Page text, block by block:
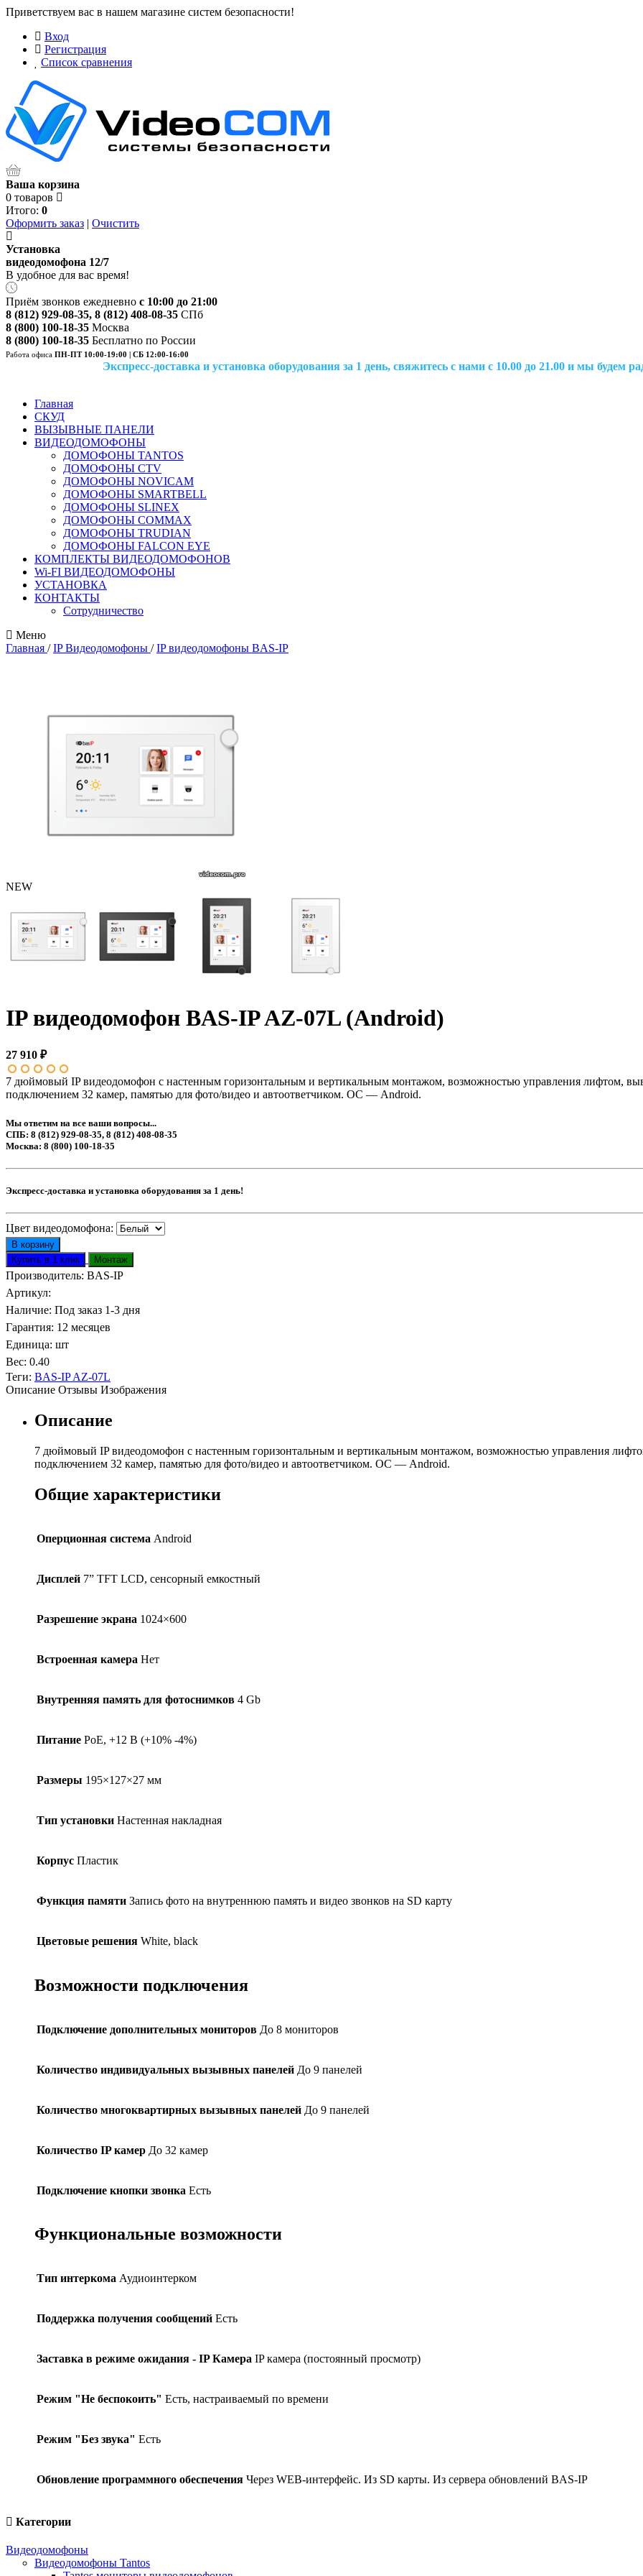
Приветствуем вас в нашем магазине систем безопасности!
Вход
Регистрация
Список сравнения
Ваша корзина
0 товаров
Итого: 0
Оформить заказ | Очистить
Установка
видеодомофона 12/7
В удобное для вас время!
Приём звонков ежедневно с 10:00 до 21:00
8 (812) 929-08-35, 8 (812) 408-08-35 СПб
8 (800) 100-18-35 Москва
8 (800) 100-18-35 Бесплатно по России
Работа офиса ПН-ПТ 10:00-19:00 | СБ 12:00-16:00
Экспресс-доставка и установка оборудования за 1 день, свяжитесь с нами с 10.00 до 21.00 и мы
Главная
СКУД
ВЫЗЫВНЫЕ ПАНЕЛИ
ВИДЕОДОМОФОНЫ
ДОМОФОНЫ TANTOS
ДОМОФОНЫ CTV
ДОМОФОНЫ NOVICAM
ДОМОФОНЫ SMARTBELL
ДОМОФОНЫ SLINEX
ДОМОФОНЫ COMMAX
ДОМОФОНЫ TRUDIAN
ДОМОФОНЫ FALCON EYE
КОМПЛЕКТЫ ВИДЕОДОМОФОНОВ
Wi-FI ВИДЕОДОМОФОНЫ
УСТАНОВКА
КОНТАКТЫ
Сотрудничество
Меню
Главная /IP Видеодомофоны /IP видеодомофоны BAS-IP
NEW
IP видеодомофон BAS-IP AZ-07L (Android)
27 910 ₽
7 дюймовый IP видеодомофон с настенным горизонтальным и вертикальным монтажом, возможностью управления лифтом,
подключением 32 камер, памятью для фото/видео и автоответчиком. ОС — Android.
Мы ответим на все ваши вопросы...
СПБ: 8 (812) 929-08-35, 8 (812) 408-08-35
Москва: 8 (800) 100-18-35
Экспресс-доставка и установка оборудования за 1 день!
Цвет видеодомофона:
Производитель: BAS-IP
Артикул:
Наличие: Под заказ 1-3 дня
Гарантия: 12 месяцев
Единица: шт
Вес: 0.40
Теги: BAS-IP AZ-07L
Описание Отзывы Изображения
Описание
7 дюймовый IP видеодомофон с настенным горизонтальным и вертикальным монтажом, возможностью управления
подключением 32 камер, памятью для фото/видео и автоответчиком. ОС — Android.
Общие характеристики
Оперционная система Android
Дисплей 7” TFT LCD, сенсорный емкостный
Разрешение экрана 1024×600
Встроенная камера Нет
Внутренняя память для фотоснимков 4 Gb
Питание PoE, +12 В (+10% -4%)
Размеры 195×127×27 мм
Тип установки Настенная накладная
Корпус Пластик
Функция памяти Запись фото на внутреннюю память и видео звонков на SD карту
Цветовые решения White, black
Возможности подключения
Подключение дополнительных мониторов До 8 мониторов
Количество индивидуальных вызывных панелей До 9 панелей
Количество многоквартирных вызывных панелей До 9 панелей
Количество IP камер До 32 камер
Подключение кнопки звонка Есть
Функциональные возможности
Тип интеркома Аудиоинтерком
Поддержка получения сообщений Есть
Заставка в режиме ожидания - IP Камера IP камера (постоянный просмотр)
Режим "Не беспокоить" Есть, настраиваемый по времени
Режим "Без звука" Есть
Обновление программного обеспечения Через WEB-интерфейс. Из SD карты. Из сервера обновлений BAS-IP
Категории
Видеодомофоны
Видеодомофоны Tantos